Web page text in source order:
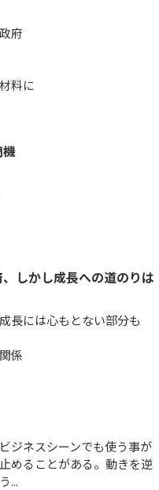
府
料に
しかし成長への道のりは
長には心もとない部分も
係
ジネスシーンでも使う事が
めることがある。動きを逆
...